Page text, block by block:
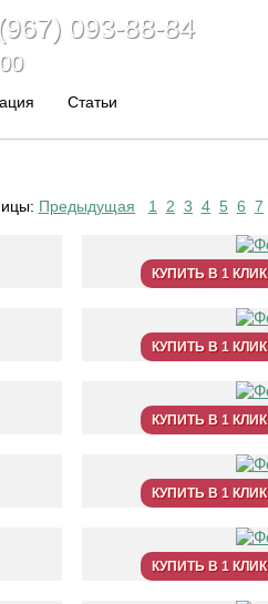
093-88-84
Статьи
Предыдущая 1 2 3 4 5 6 7
КУПИТЬ В 1 КЛИК
КУПИТЬ В 1 КЛИК
КУПИТЬ В 1 КЛИК
КУПИТЬ В 1 КЛИК
КУПИТЬ В 1 КЛИК